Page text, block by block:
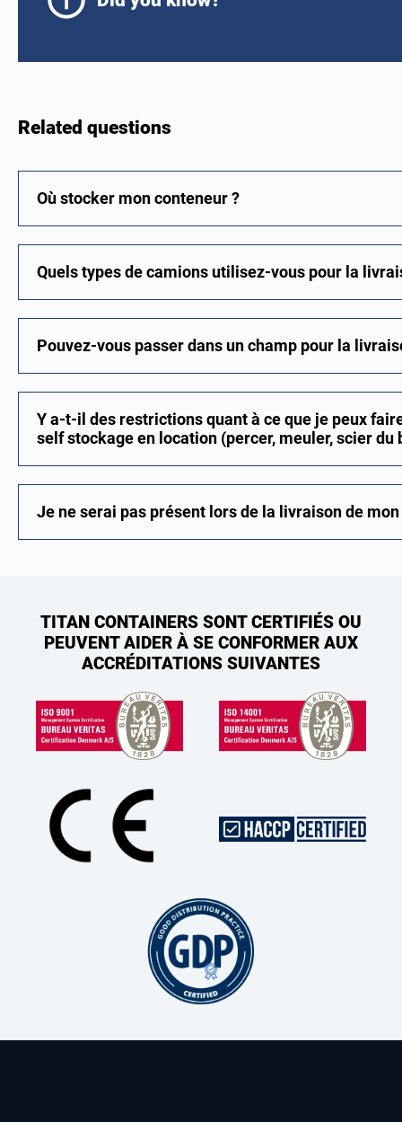
Related questions
Où stocker mon conteneur ?
Quels types de camions utilisez-vous pour la
Pouvez-vous passer dans un champ pour la
Y a-t-il des restrictions quant à ce que je peux
self stockage en location (percer, meuler, scier du
Je ne serai pas présent lors de la livraison de
TITAN CONTAINERS SONT CERTIFIÉS OU
PEUVENT AIDER À SE CONFORMER AUX
ACCRÉDITATIONS SUIVANTES